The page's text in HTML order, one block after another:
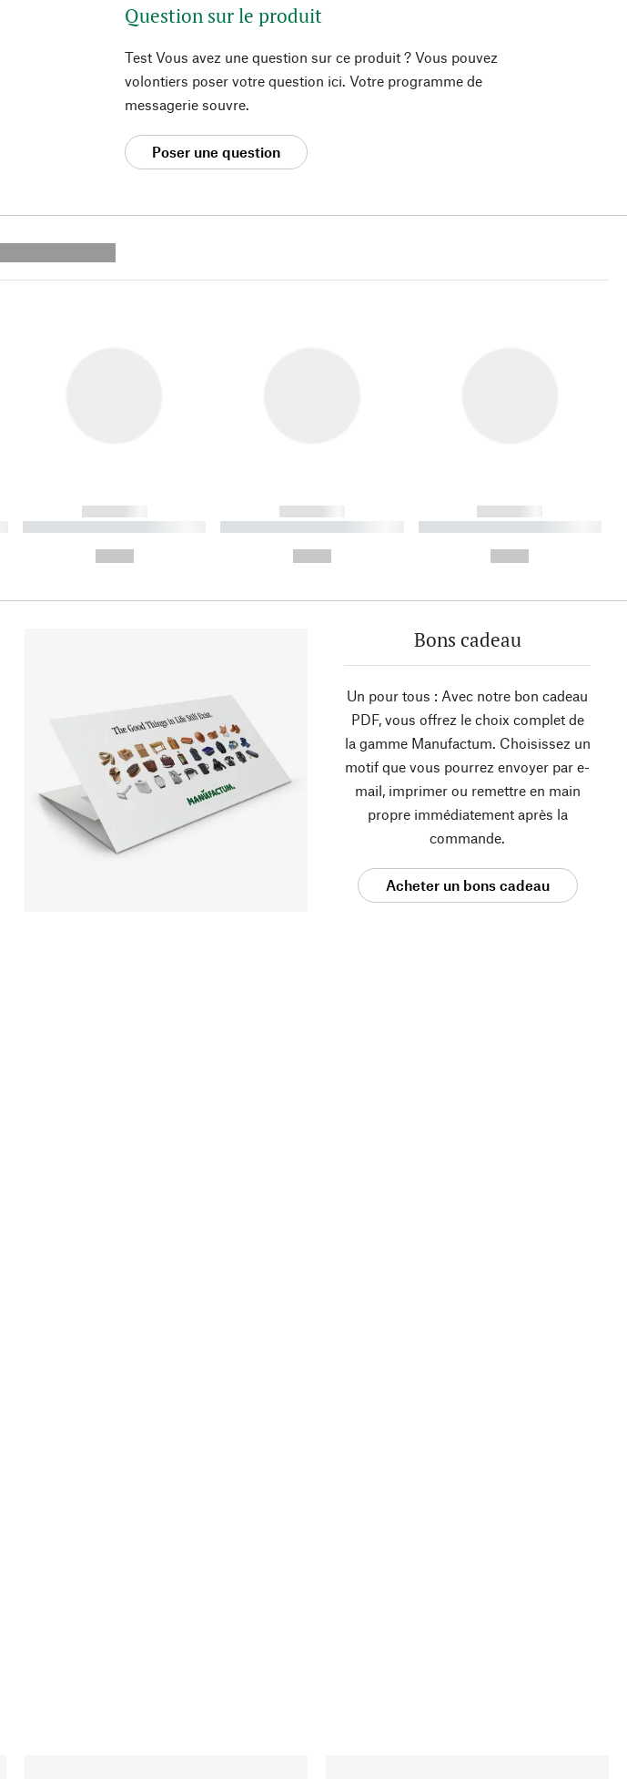
Question sur le produit
Test Vous avez une question sur ce produit ? Vous pouvez
volontiers poser votre question ici. Votre programme de
messagerie souvre.
Poser une question
------------
----------- ----------- ----------
------------
----------- ----------- ----------
------------
----------- ----------- ----------
Bons cadeau
Un pour tous : Avec notre bon cadeau
PDF, vous offrez le choix complet de
la gamme Manufactum. Choisissez un
motif que vous pourrez envoyer par e-
mail, imprimer ou remettre en main
propre immédiatement après la
commande.
Acheter un bons cadeau